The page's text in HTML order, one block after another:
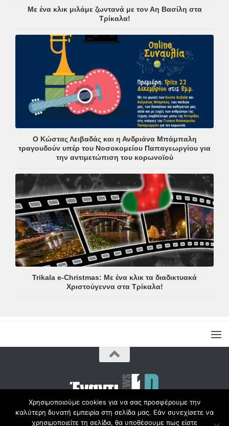
Με ένα κλικ μιλάμε ζωντανά με τον Αη Βασίλη στα
Τρίκαλα!
Ο Κώστας Λειβαδάς και η Ανδριάνα Μπάμπαλη
τραγουδούν υπέρ του Νοσοκομείου Παπαγεωργίου για
την αντιμετώπιση του κορωνοϊού
Trikala e-Christmas: Με ένα κλικ τα διαδικτυακά
Χριστούγεννα στα Τρίκαλα!
Copyright © Radio1d.gr 2012-2017 |
Χρησιμοποιούμε cookies για να σας προσφέρουμε την
καλύτερη δυνατή εμπειρία στη σελίδα μας. Εάν συνεχίσετε να
χρησιμοποιείτε τη σελίδα, θα υποθέσουμε πως είστε